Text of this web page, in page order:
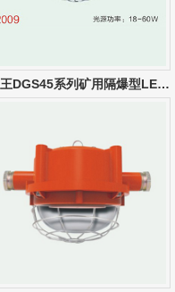
金阳王DGS45系列矿用隔爆型LED巷道灯